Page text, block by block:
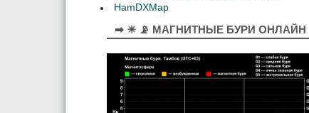
HamDXMap
➡ ☀ 📡 МАГНИТНЫЕ БУРИ ОНЛАЙН